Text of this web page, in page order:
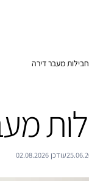
מעבר דירה
עודכן 02.08.2026